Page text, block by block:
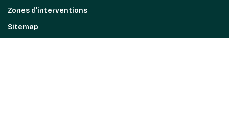
Zones d'interventions
Sitemap